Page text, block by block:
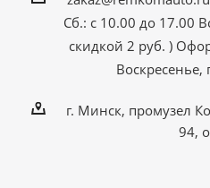
Сб.: с 10.00 до 17.00
скидкой 2 руб. )
Воскресенье,
г. Минск, промузел
94,